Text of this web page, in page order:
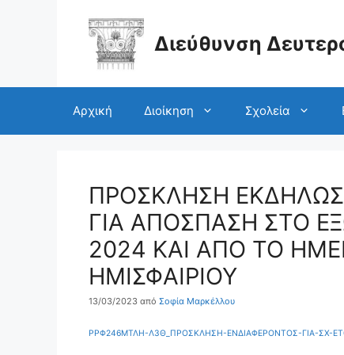
Διεύθυνση
Αρχική Διοίκηση Σχολεία
ΠΡΟΣΚΛΗΣΗ
ΓΙΑ ΑΠΟΣΠΑΣΗ ΣΤΟ
2024 KAI ΑΠΟ ΤΟ
ΗΜΙΣΦΑΙΡΙΟΥ
13/03/2023 από Σοφία Μαρκέλλου
ΡΡΦ246ΜΤΛΗ-Λ3Θ_ΠΡΟΣΚΛΗΣΗ-ΕΝΔΙΑΦΕΡΟΝΤΟΣ-ΓΙΑ-ΣΧ-